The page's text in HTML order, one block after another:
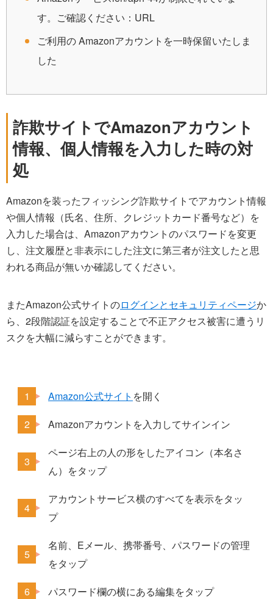
す。ご確認ください：URL
ご利用の Amazonアカウントを一時保留いたしま
した
詐欺サイトでAmazonアカウント
情報、個人情報を入力した時の対
処
Amazonを装ったフィッシング詐欺サイトでアカウント情報
や個人情報（氏名、住所、クレジットカード番号など）を
入力した場合は、Amazonアカウントのパスワードを変更
し、注文履歴と非表示にした注文に第三者が注文したと思
われる商品が無いか確認してください。
またAmazon公式サイトのログインとセキュリティページか
ら、2段階認証を設定することで不正アクセス被害に遭うリ
スクを大幅に減らすことができます。
Amazon公式サイト を開く
Amazonアカウントを入力してサインイン
ページ右上の人の形をしたアイコン（本名さ
ん）をタップ
アカウントサービス横のすべてを表示をタッ
プ
名前、Eメール、携帯番号、パスワードの管理
をタップ
パスワード欄の横にある編集をタップ